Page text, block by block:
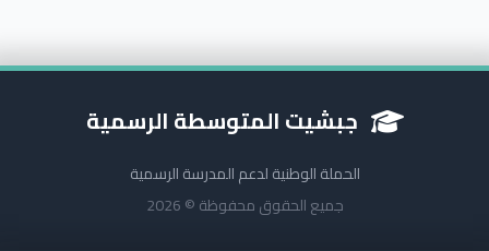
جبشيت المتوسطة الرسمية
الحملة الوطنية لدعم المدرسة الرسمية
جميع الحقوق محفوظة © 2026